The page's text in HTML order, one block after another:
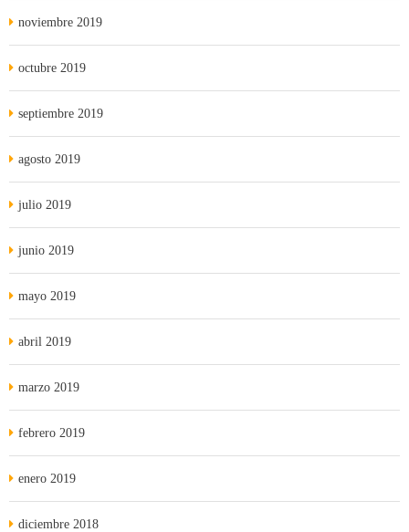
noviembre 2019
octubre 2019
septiembre 2019
agosto 2019
julio 2019
junio 2019
mayo 2019
abril 2019
marzo 2019
febrero 2019
enero 2019
diciembre 2018